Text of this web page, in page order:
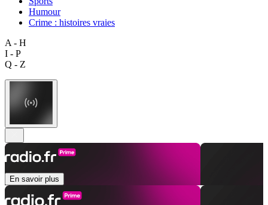
Humour
Crime : histoires vraies
A - H
I - P
Q - Z
En savoir plus